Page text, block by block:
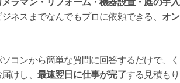
ネスまでなんでもプロに依頼できる、 オ
コンから簡単な質問に回答するだけで、
けし、 最速翌日に仕事が完了する見積も